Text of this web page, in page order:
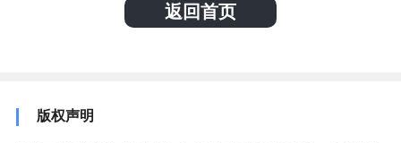
返回首页
版权声明